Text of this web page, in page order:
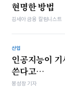
현명한 방법
김세아 금융 칼럼니스트
산업
인공지능이
쓴다고…
봉성창 기자